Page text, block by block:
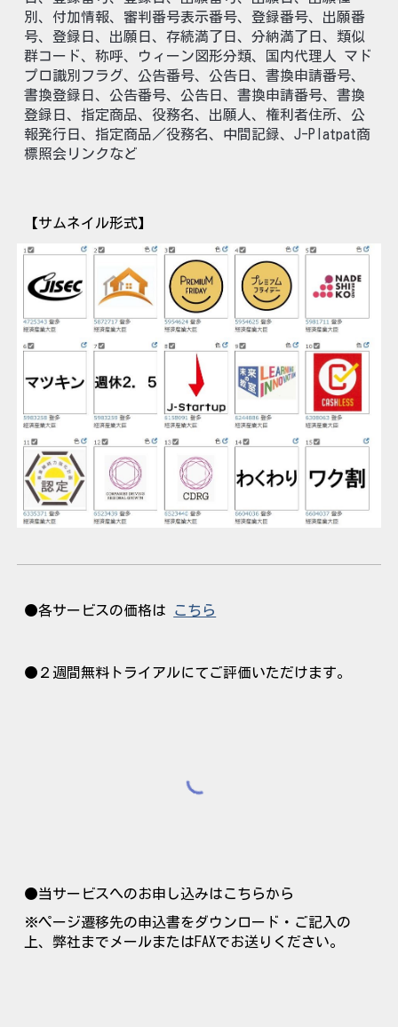
別、付加情報、審判番号表示番号、登録番号、出願番
号、登録日、出願日、存続満了日、分納満了日、類似
群コード、称呼、ウィーン図形分類、国内代理人 マド
プロ識別フラグ、公告番号、公告日、書換申請番号、
書換登録日、公告番号、公告日、書換申請番号、書換
登録日、指定商品、役務名、出願人、権利者住所、公
報発行日、指定商品／役務名、中間記録、J-Platpat商
標照会リンクなど
【サムネイル形式】
●各サービスの価格は こちら
●２週間無料トライアルにてご評価いただけます。
●当サービスへのお申し込みはこちらから
※ページ遷移先の申込書をダウンロード・ご記入の
上、弊社までメールまたはFAXでお送りください。